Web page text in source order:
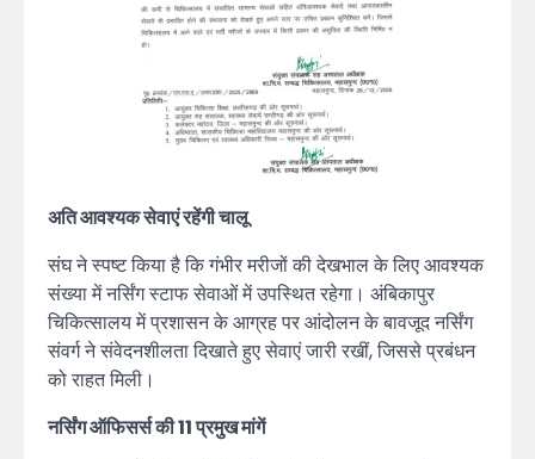
अति आवश्यक सेवाएं रहेंगी चालू
संघ ने स्पष्ट किया है कि गंभीर मरीजों की देखभाल के लिए आवश्यक
संख्या में नर्सिंग स्टाफ सेवाओं में उपस्थित रहेगा। अंबिकापुर
चिकित्सालय में प्रशासन के आग्रह पर आंदोलन के बावजूद नर्सिंग
संवर्ग ने संवेदनशीलता दिखाते हुए सेवाएं जारी रखीं, जिससे प्रबंधन
को राहत मिली।
नर्सिंग ऑफिसर्स की 11 प्रमुख मांगें